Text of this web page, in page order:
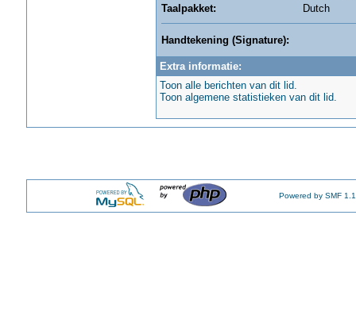
Taalpakket:
Dutch
Handtekening (Signature):
Extra informatie:
Toon alle berichten van dit lid.
Toon algemene statistieken van dit lid.
Powered by SMF